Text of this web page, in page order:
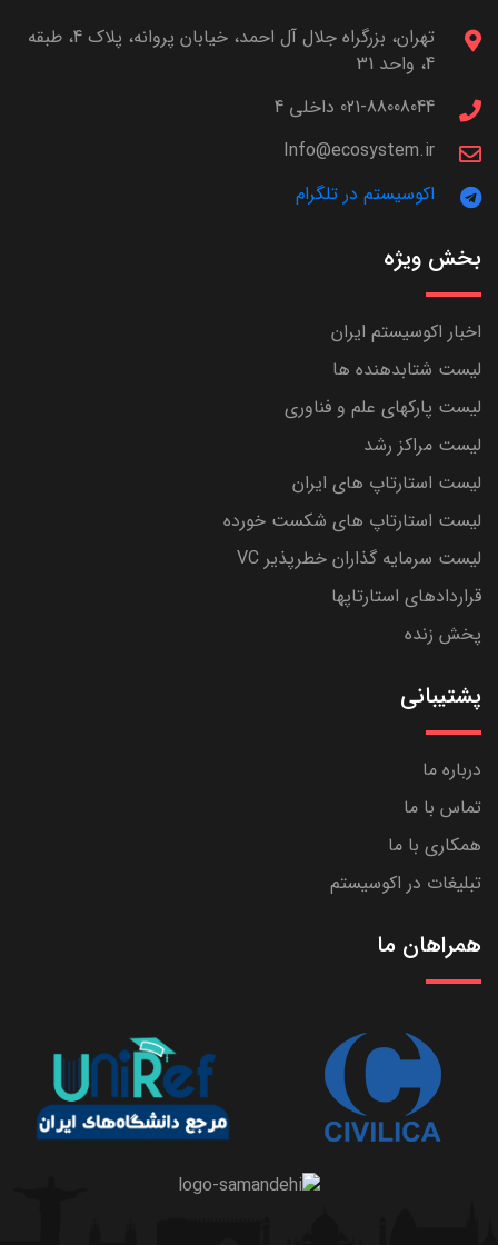
تهران، بزرگراه جلال آل احمد، خیابان پروانه، پلاک 4، طبقه
4، واحد 31
021-88008044 داخلی 4
Info@ecosystem.ir
اکوسیستم در تلگرام
بخش ویژه
اخبار اکوسیستم ایران
لیست شتابدهنده ها
لیست پارکهای علم و فناوری
لیست مراکز رشد
لیست استارتاپ های ایران
لیست استارتاپ های شکست خورده
لیست سرمایه گذاران خطرپذیر VC
قراردادهای استارتاپها
پخش زنده
پشتیبانی
درباره ما
تماس با ما
همکاری با ما
تبلیغات در اکوسیستم
همراهان ما